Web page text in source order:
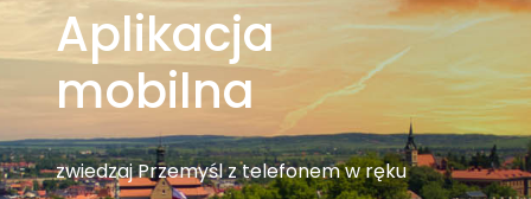
Aplikacja
mobilna
zwiedzaj Przemyśl z telefonem w ręku